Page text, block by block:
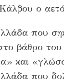
ο
που
βάθρο
και
που